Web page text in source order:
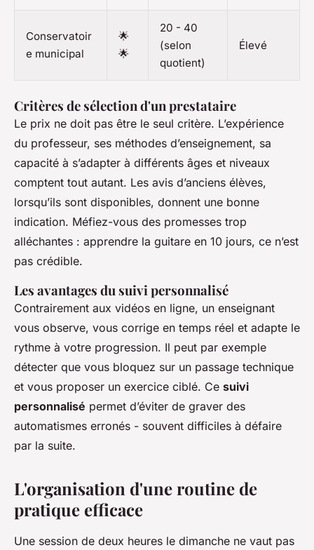
Conservatoir
e municipal
🌟
🌟
20 - 40
(selon
quotient)
Élevé
Critères de sélection d'un prestataire
Le prix ne doit pas être le seul critère. L’expérience
du professeur, ses méthodes d’enseignement, sa
capacité à s’adapter à différents âges et niveaux
comptent tout autant. Les avis d’anciens élèves,
lorsqu’ils sont disponibles, donnent une bonne
indication. Méfiez-vous des promesses trop
alléchantes : apprendre la guitare en 10 jours, ce n’est
pas crédible.
Les avantages du suivi personnalisé
Contrairement aux vidéos en ligne, un enseignant
vous observe, vous corrige en temps réel et adapte le
rythme à votre progression. Il peut par exemple
détecter que vous bloquez sur un passage technique
et vous proposer un exercice ciblé. Ce suivi
personnalisé permet d’éviter de graver des
automatismes erronés - souvent difficiles à défaire
par la suite.
L'organisation d'une routine de
pratique efficace
Une session de deux heures le dimanche ne vaut pas